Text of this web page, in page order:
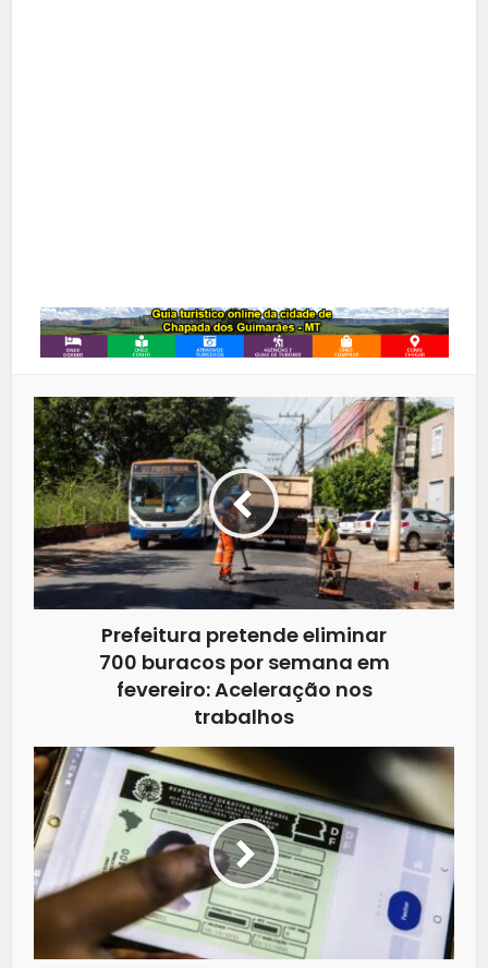
Prefeitura pretende eliminar
700 buracos por semana em
fevereiro: Aceleração nos
trabalhos